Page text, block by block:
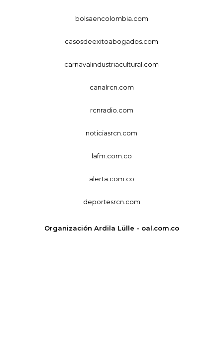
bolsaencolombia.com
casosdeexitoabogados.com
carnavalindustriacultural.com
canalrcn.com
rcnradio.com
noticiasrcn.com
lafm.com.co
alerta.com.co
deportesrcn.com
Organización Ardila Lülle - oal.com.co